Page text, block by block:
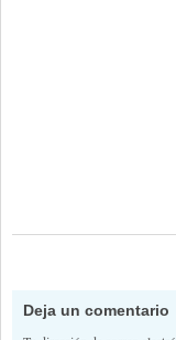
Deja un comentario